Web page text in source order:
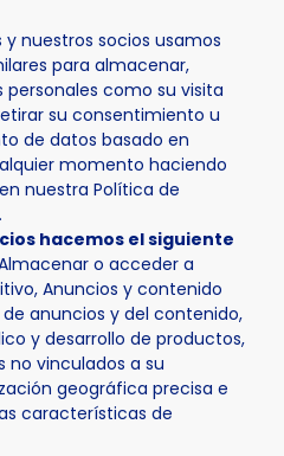
nuestros socios usamos
para almacenar,
como su visita
su consentimiento u
de datos basado en
momento haciendo
nuestra Política de
hacemos el siguiente
o acceder a
Anuncios y contenido
anuncios y del contenido,
y desarrollo de productos,
no vinculados a su
geográfica precisa e
características de
II Juegos Nacionales